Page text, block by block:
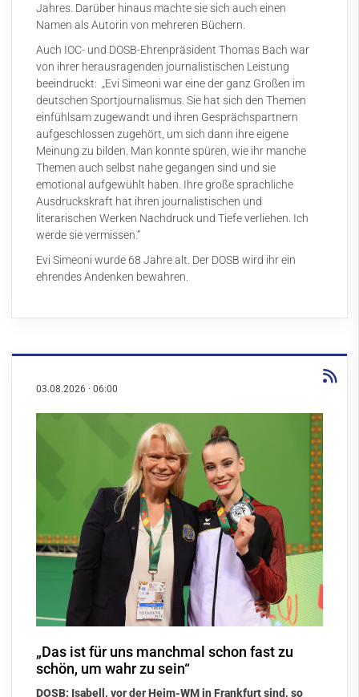
Jahres. Darüber hinaus machte sie sich auch einen
Namen als Autorin von mehreren Büchern.
Auch IOC- und DOSB-Ehrenpräsident Thomas Bach war
von ihrer herausragenden journalistischen Leistung
beeindruckt: „Evi Simeoni war eine der ganz Großen im
deutschen Sportjournalismus. Sie hat sich den Themen
einfühlsam zugewandt und ihren Gesprächspartnern
aufgeschlossen zugehört, um sich dann ihre eigene
Meinung zu bilden. Man konnte spüren, wie ihr manche
Themen auch selbst nahe gegangen sind und sie
emotional aufgewühlt haben. Ihre große sprachliche
Ausdruckskraft hat ihren journalistischen und
literarischen Werken Nachdruck und Tiefe verliehen. Ich
werde sie vermissen.”
Evi Simeoni wurde 68 Jahre alt. Der DOSB wird ihr ein
ehrendes Andenken bewahren.
03.08.2026 · 06:00
„Das ist für uns manchmal schon fast zu
schön, um wahr zu sein“
DOSB: Isabell, vor der Heim-WM in Frankfurt sind, so